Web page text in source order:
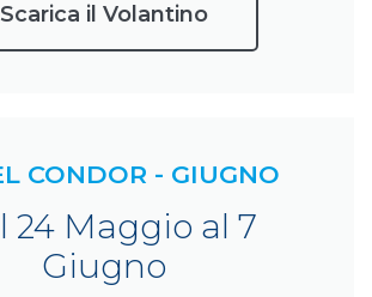
Scarica il Volantino
CONDOR - GIUGNO
24 Maggio al 7
Giugno